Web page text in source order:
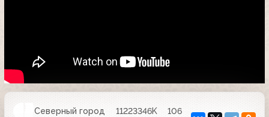
Северный город 11223346K
106